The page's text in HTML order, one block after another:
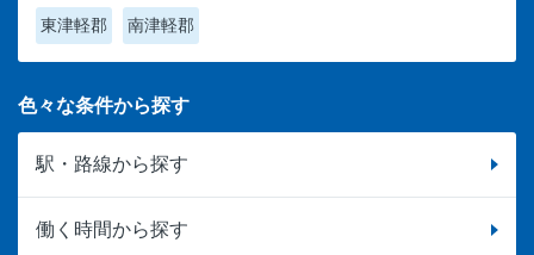
東津軽郡 南津軽郡
色々な条件から探す
駅・路線から探す
働く時間から探す